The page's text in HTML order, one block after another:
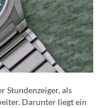
Stundenzeiger, als
Darunter liegt ein